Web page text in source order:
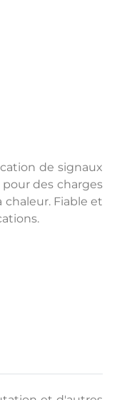
de signaux
des charges
Fiable et